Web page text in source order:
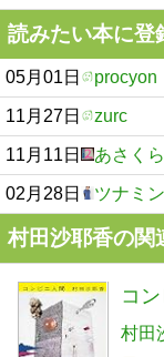
読みたい本に登
05月01日 procyon
11月27日 zurc
11月11日 あさく
02月28日 ツナミン
村田沙耶香の関
コ
村田